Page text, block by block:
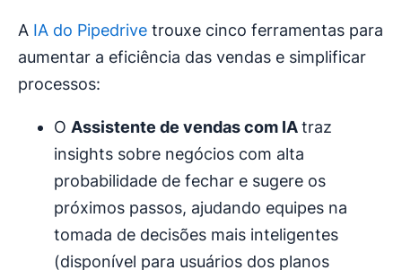
A IA do Pipedrive trouxe cinco ferramentas para
aumentar a eficiência das vendas e simplificar
processos:
O Assistente de vendas com IAtraz
insights sobre negócios com alta
probabilidade de fechar e sugere os
próximos passos, ajudando equipes na
tomada de decisões mais inteligentes
(disponível para usuários dos planos